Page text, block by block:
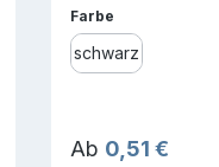
Farbe
schwarz
Regulärer Preis:
Ab 0,51 €